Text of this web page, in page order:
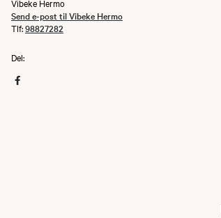
Vibeke Hermo
Send e-post til Vibeke Hermo
Tlf:98827282
Del: